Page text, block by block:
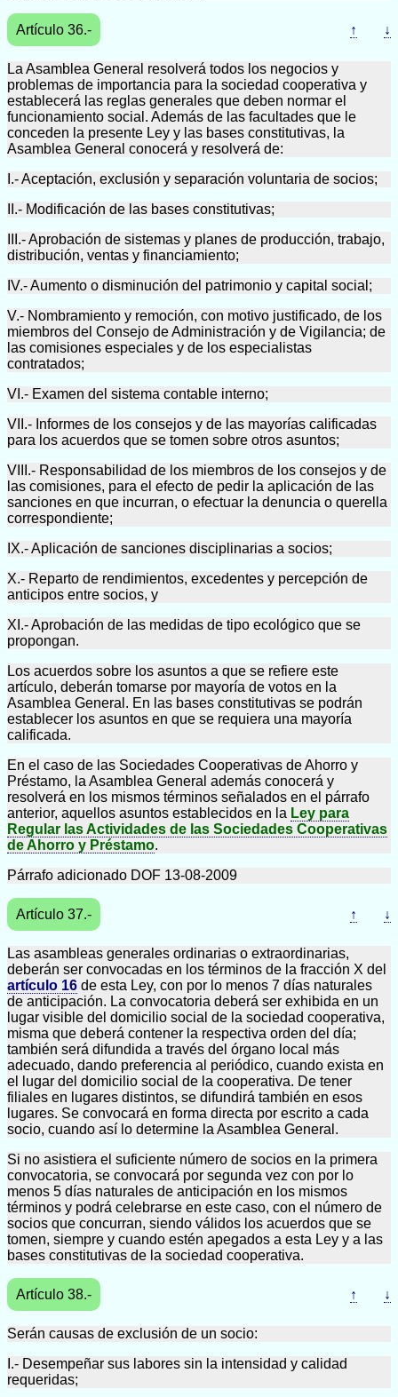
Artículo 36.- ↑ ↓
La Asamblea General resolverá todos los negocios y
problemas de importancia para la sociedad cooperativa y
establecerá las reglas generales que deben normar el
funcionamiento social. Además de las facultades que le
conceden la presente Ley y las bases constitutivas, la
Asamblea General conocerá y resolverá de:
I.- Aceptación, exclusión y separación voluntaria de socios;
II.- Modificación de las bases constitutivas;
III.- Aprobación de sistemas y planes de producción, trabajo,
distribución, ventas y financiamiento;
IV.- Aumento o disminución del patrimonio y capital social;
V.- Nombramiento y remoción, con motivo justificado, de los
miembros del Consejo de Administración y de Vigilancia; de
las comisiones especiales y de los especialistas
contratados;
VI.- Examen del sistema contable interno;
VII.- Informes de los consejos y de las mayorías calificadas
para los acuerdos que se tomen sobre otros asuntos;
VIII.- Responsabilidad de los miembros de los consejos y de
las comisiones, para el efecto de pedir la aplicación de las
sanciones en que incurran, o efectuar la denuncia o querella
correspondiente;
IX.- Aplicación de sanciones disciplinarias a socios;
X.- Reparto de rendimientos, excedentes y percepción de
anticipos entre socios, y
XI.- Aprobación de las medidas de tipo ecológico que se
propongan.
Los acuerdos sobre los asuntos a que se refiere este
artículo, deberán tomarse por mayoría de votos en la
Asamblea General. En las bases constitutivas se podrán
establecer los asuntos en que se requiera una mayoría
calificada.
En el caso de las Sociedades Cooperativas de Ahorro y
Préstamo, la Asamblea General además conocerá y
resolverá en los mismos términos señalados en el párrafo
anterior, aquellos asuntos establecidos en la Ley para
Regular las Actividades de las Sociedades Cooperativas
de Ahorro y Préstamo.
Párrafo adicionado DOF 13-08-2009
Artículo 37.- ↑ ↓
Las asambleas generales ordinarias o extraordinarias,
deberán ser convocadas en los términos de la fracción X del
artículo 16 de esta Ley, con por lo menos 7 días naturales
de anticipación. La convocatoria deberá ser exhibida en un
lugar visible del domicilio social de la sociedad cooperativa,
misma que deberá contener la respectiva orden del día;
también será difundida a través del órgano local más
adecuado, dando preferencia al periódico, cuando exista en
el lugar del domicilio social de la cooperativa. De tener
filiales en lugares distintos, se difundirá también en esos
lugares. Se convocará en forma directa por escrito a cada
socio, cuando así lo determine la Asamblea General.
Si no asistiera el suficiente número de socios en la primera
convocatoria, se convocará por segunda vez con por lo
menos 5 días naturales de anticipación en los mismos
términos y podrá celebrarse en este caso, con el número de
socios que concurran, siendo válidos los acuerdos que se
tomen, siempre y cuando estén apegados a esta Ley y a las
bases constitutivas de la sociedad cooperativa.
Artículo 38.- ↑ ↓
Serán causas de exclusión de un socio:
I.- Desempeñar sus labores sin la intensidad y calidad
requeridas;